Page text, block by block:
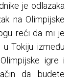
je odlazaka
na Olimpijske
reći da mi je
u Tokiju između
igre i
da budete